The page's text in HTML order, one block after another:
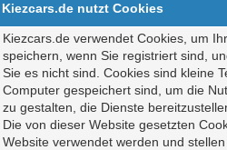
Kiezcars.de nutzt Cookies
Kiezcars.de verwendet Cookies, um
speichern, wenn Sie registriert sind,
Sie es nicht sind. Cookies sind kleine
Computer gespeichert sind, um die
zu gestalten, die Dienste
Die von dieser Website gesetzten
Website verwendet werden und